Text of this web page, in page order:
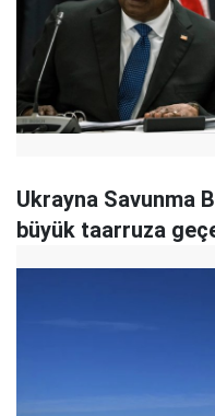
Ukrayna Savunma
büyük taarruza